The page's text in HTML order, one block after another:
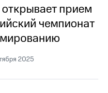
прием
чемпионат
2025